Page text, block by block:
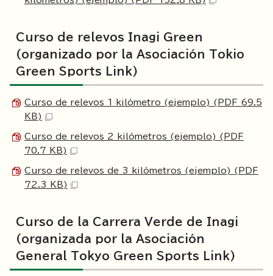
Curso de relevos Inagi Green
(organizado por la Asociación Tokio
Green Sports Link)
Curso de relevos 1 kilómetro (ejemplo) (PDF 69.5
KB)
Curso de relevos 2 kilómetros (ejemplo) (PDF
70.7 KB)
Curso de relevos de 3 kilómetros (ejemplo) (PDF
72.3 KB)
Curso de la Carrera Verde de Inagi
(organizada por la Asociación
General Tokyo Green Sports Link)